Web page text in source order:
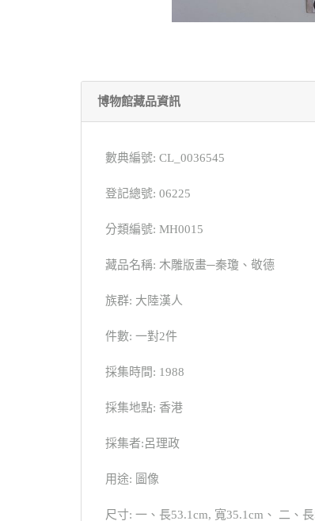
博物館藏品資訊
數典編號: CL_0036545
登記總號: 06225
分類編號: MH0015
藏品名稱: 木雕版畫─秦瓊、敬德
族群: 大陸漢人
件數: 一對2件
採集時間: 1988
採集地點: 香港
採集者:呂理政
用途: 圖像
尺寸: 一、長53.1cm, 寬35.1cm、 二、